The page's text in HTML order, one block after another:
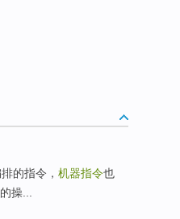
的指令， 机器指令也
操...